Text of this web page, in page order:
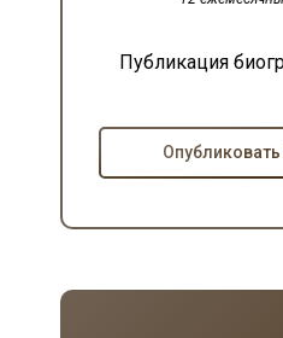
Публикация